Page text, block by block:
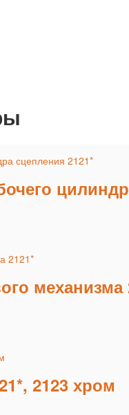
механизма
2123 хром